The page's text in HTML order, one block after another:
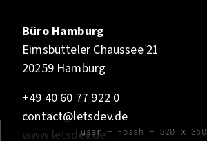
user — -bash — 520 x 360
Büro Hamburg
Eimsbütteler Chaussee 21
20259 Hamburg
+49 40 60 77 922 0
contact@letsdev.de
www.letsdev.de